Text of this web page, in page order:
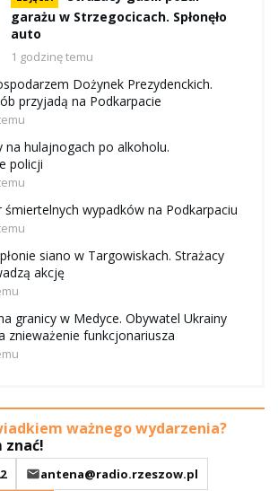
garażu w Strzegocicach. Spłonęło
auto
1 godzinę temu
Dożynek Prezydenckich.
przyjadą na Podkarpacie
na hulajnogach po alkoholu.
policji
śmiertelnych wypadków na Podkarpaciu
siano w Targowiskach. Strażacy
akcję
granicy w Medyce. Obywatel Ukrainy
znieważenie funkcjonariusza
ważnego wydarzenia?
znać!
antena@radio.rzeszow.pl